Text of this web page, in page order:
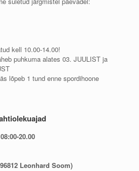
kell 10.00-14.00!
puhkuma alates 03. JUULIST ja
lõpeb 1 tund enne spordihoone
20.00
Leonhard Soom)